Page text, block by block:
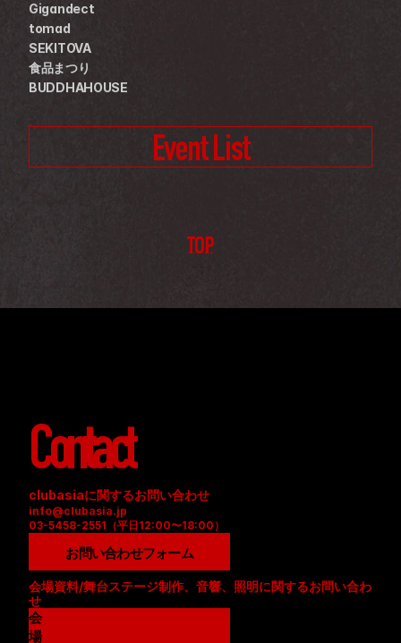
Gigandect
tomad
SEKITOVA
食品まつり
BUDDHAHOUSE
Event List
TOP
Contact
clubasiaに関するお問い合わせ
info@clubasia.jp
03-5458-2551（平日12:00〜18:00）
お問い合わせフォーム
会場資料/舞台ステージ制作、音響、照明に関するお問い合わ
せ
会
場